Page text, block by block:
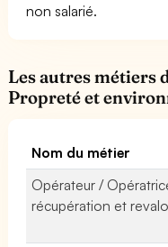
non salarié.
Les autres métiers
Propreté et
Nom du métier
Opérateur /
récupération et